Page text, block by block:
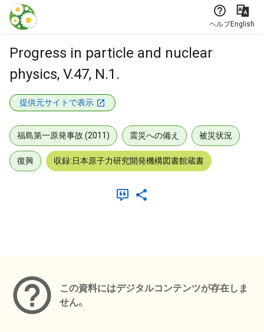
本文に飛ぶ
ヘルプEnglish
Progress in particle and nuclear
physics, V.47, N.1.
提供元サイトで表示
福島第一原発事故 (2011) 震災への備え 被災状況
復興 収録:日本原子力研究開発機構図書館蔵書
この資料にはデジタルコンテンツが存在しま
せん。